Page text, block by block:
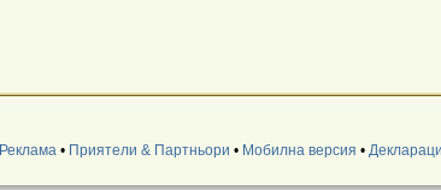
Реклама• Приятели & Партньори • Мобилна версия •